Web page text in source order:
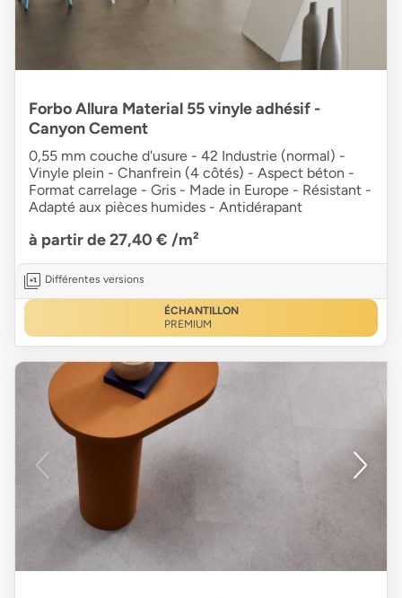
Forbo Allura Material 55 vinyle adhésif -
Canyon Cement
0,55 mm couche d'usure - 42 Industrie (normal) -
Vinyle plein - Chanfrein (4 côtés) - Aspect béton -
Format carrelage - Gris - Made in Europe - Résistant -
Adapté aux pièces humides - Antidérapant
à partir de 27,40 € /m²
Différentes versions
ÉCHANTILLON
PREMIUM